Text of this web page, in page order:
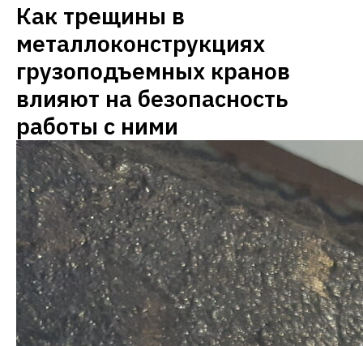
Как трещины в
металлоконструкциях
грузоподъемных кранов
влияют на безопасность
работы с ними